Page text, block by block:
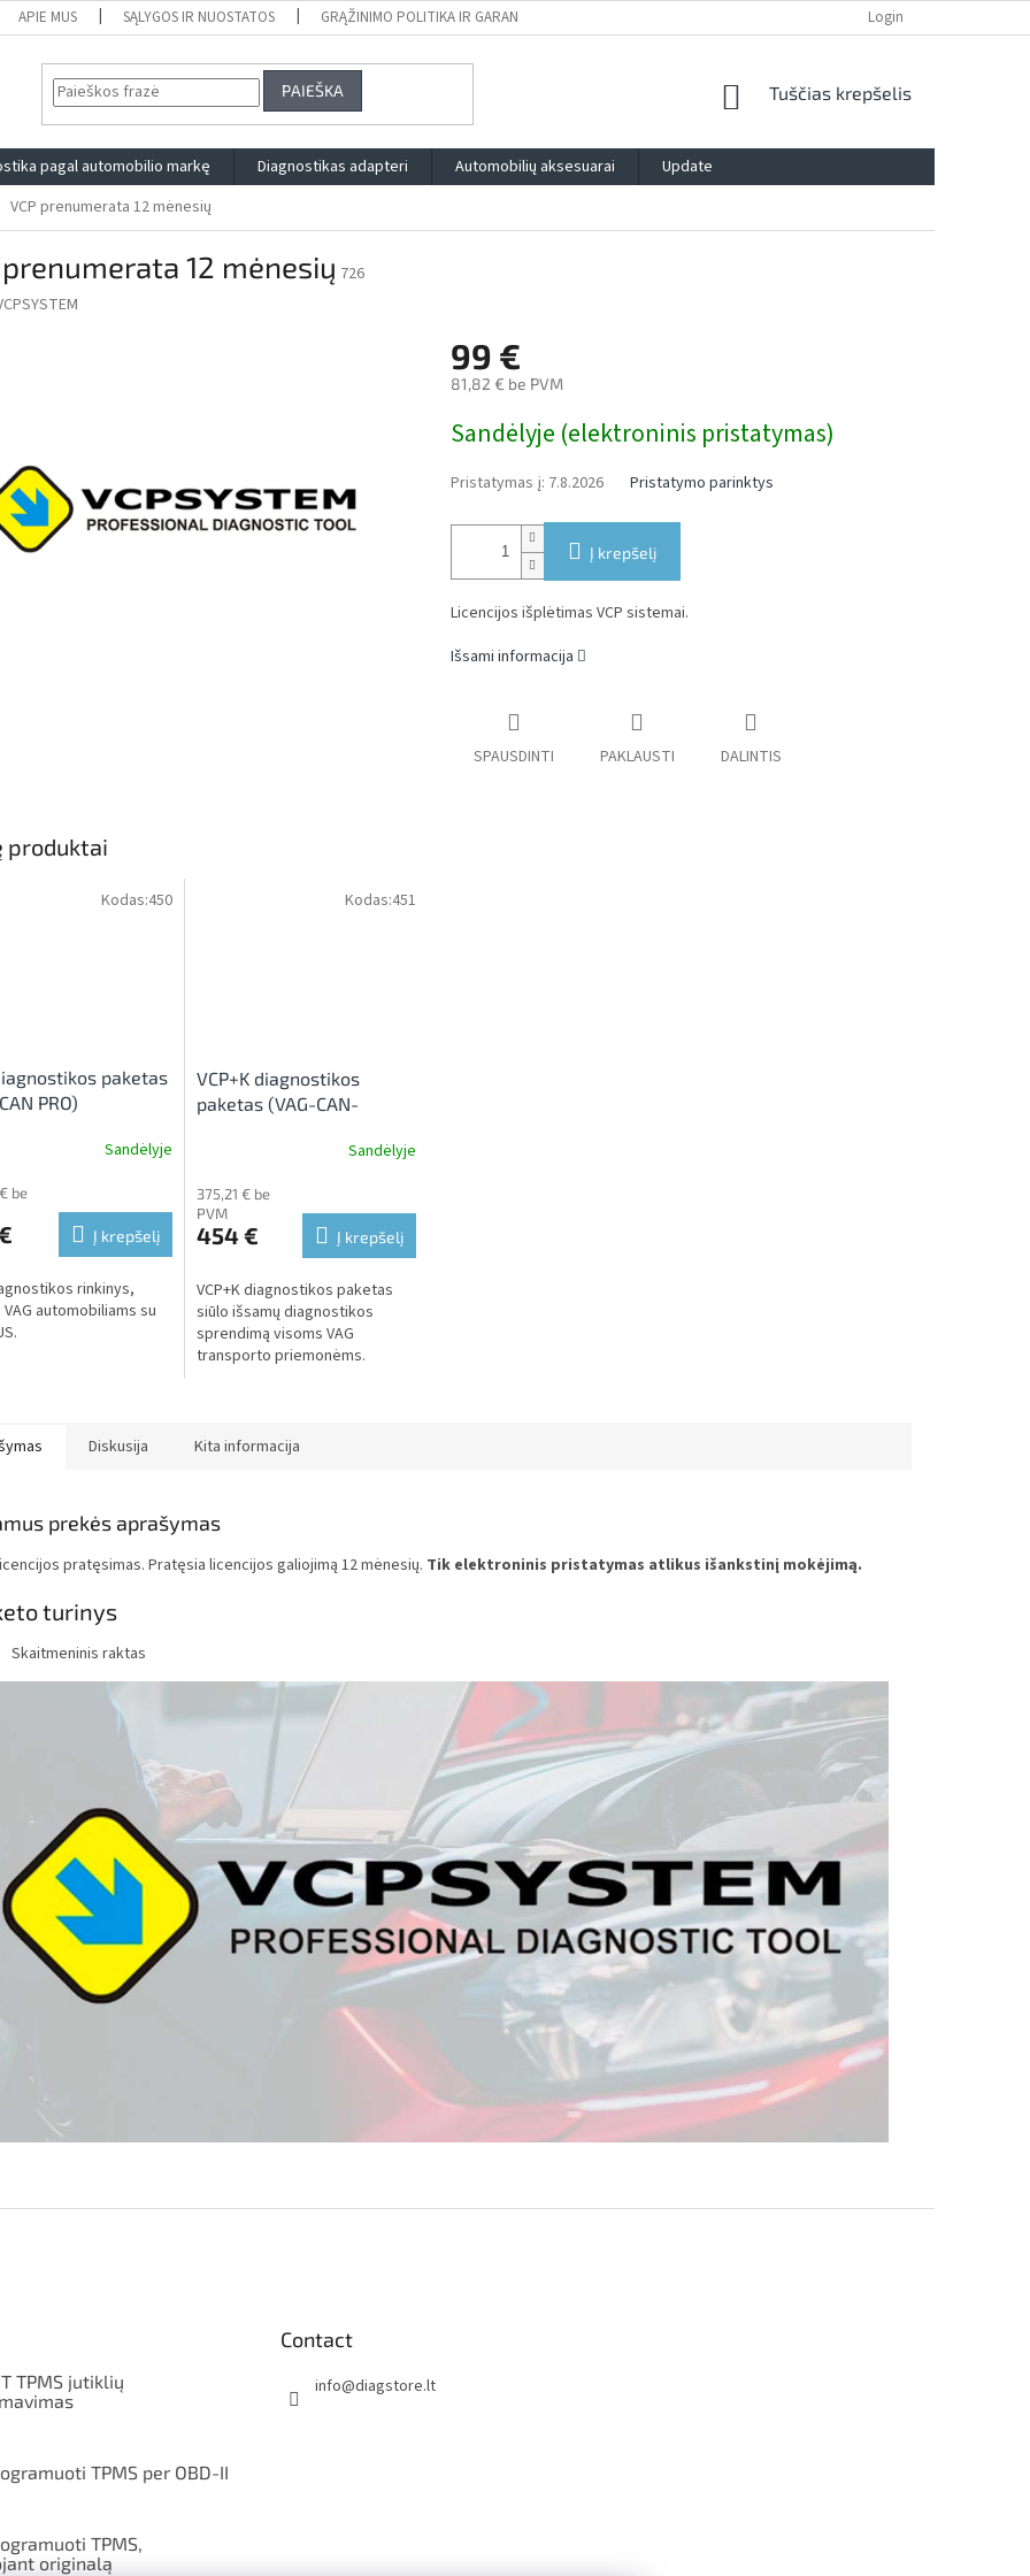
APIE MUS SĄLYGOS IR NUOSTATOS GRĄŽINIMO POLITIKA IR GARANTIJA BLOG
Login
PAIEŠKA
SHOPPING
Tuščias krepšelis
pagal automobilio markę Diagnostikas adapteri Automobilių aksesuarai
Update
VCP prenumerata 12 mėnesių
prenumerata 12 mėnesių 726
99 €
81,82 € be PVM
price:
Sandėlyje (elektroninis pristatymas)
Pristatymas į: 7.8.2026 Pristatymo parinktys
Į krepšelį
Licencijos išplėtimas VCP sistemai.
Išsami informacija
SPAUSDINTI PAKLAUSTI DALINTIS
produktai
paketas
PRO)
Sandėlyje
be
Į krepšelį
rinkinys,
automobiliams su
Kodas:450
VCP+K diagnostikos
paketas (VAG-CAN-
Sandėlyje
375,21 € be
PVM
454 € Į krepšelį
VCP+K diagnostikos paketas
siūlo išsamų diagnostikos
sprendimą visoms VAG
transporto priemonėms.
Kodas:451
Diskusija Kita informacija
prekės aprašymas
pratęsimas. Pratęsia licencijos galiojimą 12 mėnesių. Tik elektroninis pristatymas atlikus išankstinį mokėjimą.
turinys
Skaitmeninis raktas
TPMS jutiklių
TPMS per OBD-II
TPMS,
originalą
Contact
info@diagstore.lt